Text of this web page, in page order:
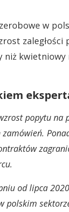
w
niż
popytu na
od lipca
polskim